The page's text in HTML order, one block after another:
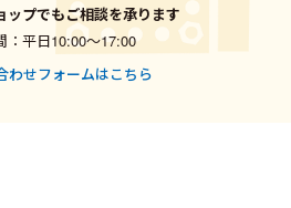
ップでもご相談を承ります
：平日10:00〜17:00
わせフォームはこちら